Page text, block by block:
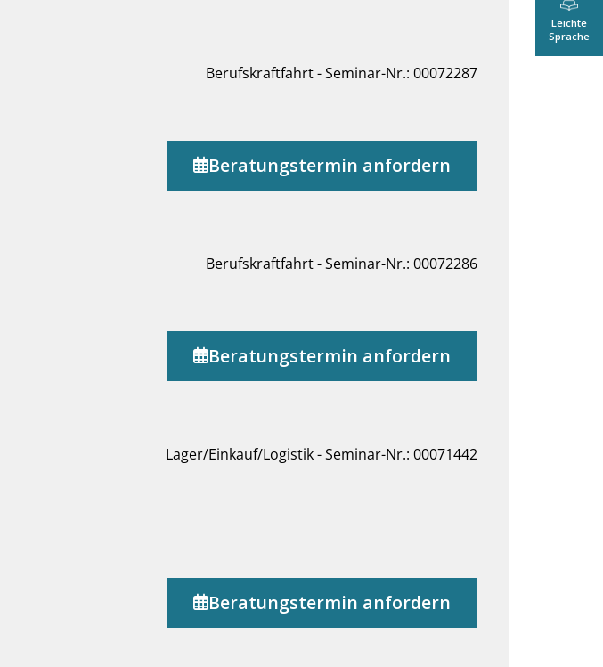
Leichte
Sprache
Berufskraftfahrt - Seminar-Nr.: 00072287
Beratungstermin anfordern
Berufskraftfahrt - Seminar-Nr.: 00072286
Beratungstermin anfordern
Lager/Einkauf/Logistik - Seminar-Nr.: 00071442
Beratungstermin anfordern